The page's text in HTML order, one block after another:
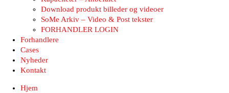
Download produkt billeder og videoer
SoMe Arkiv – Video & Post tekster
FORHANDLER LOGIN
Forhandlere
Cases
Nyheder
Kontakt
Hjem